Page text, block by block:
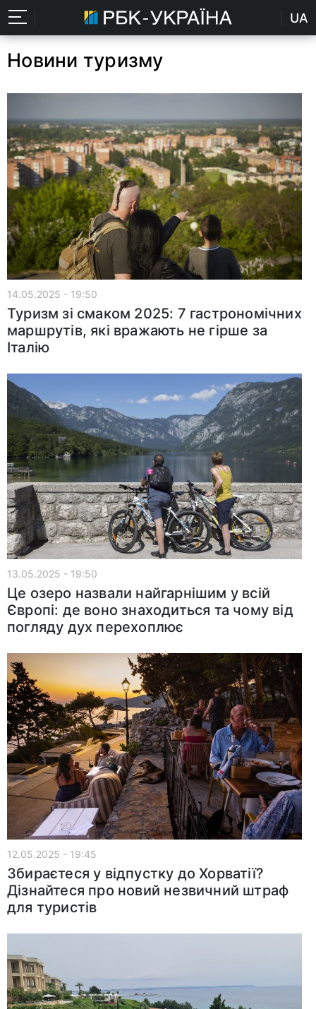
UA
Новини туризму
14.05.2025 - 19:50
Туризм зі смаком 2025: 7 гастрономічних
маршрутів, які вражають не гірше за
Італію
13.05.2025 - 19:50
Це озеро назвали найгарнішим у всій
Європі: де воно знаходиться та чому від
погляду дух перехоплює
12.05.2025 - 19:45
Збираєтеся у відпустку до Хорватії?
Дізнайтеся про новий незвичний штраф
для туристів